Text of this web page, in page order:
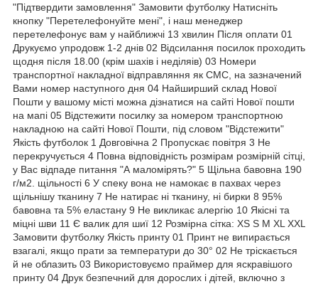
"Підтвердити замовлення" Замовити футболку Натисніть
кнопку "Перетелефонуйте мені", і наш менеджер
перетелефонує вам у найближчі 13 хвилин Після оплати 01
Друкуємо упродовж 1-2 днів 02 Відсилання посилок проходить
щодня після 18.00 (крім шахів і неділяів) 03 Номери
транспортної накладної відправляння як СМС, на зазначений
Вами номер наступного дня 04 Найширший склад Нової
Пошти у вашому місті можна дізнатися на сайті Нової пошти
на мапі 05 Відстежити посилку за номером транспортною
накладною на сайті Нової Пошти, під словом "Відстежити"
Якість футболок 1 Довговічна 2 Пропускає повітря 3 Не
перекручується 4 Повна відповідність розмірам розмірній сітці,
у Вас відпаде питання "А маломірять?" 5 Щільна бавовна 190
г/м2. щільності 6 У спеку вона не намокає в пахвах через
щільнішу тканину 7 Не натирає ні тканину, ні бирки 8 95%
бавовна та 5% еластану 9 Не викликає алергію 10 Якісні та
міцні шви 11 Є валик для шиї 12 Розмірна сітка: XS S M XL XXL
Замовити футболку Якість принту 01 Принт не випирається
взагалі, якщо прати за температури до 30° 02 Не тріскається
й не облазить 03 Використовуємо праймер для яскравішого
принту 04 Друк безпечний для дорослих і дітей, включно з